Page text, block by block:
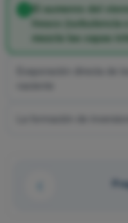
El aumento del
fresco (turbulencia
mezcla las capas